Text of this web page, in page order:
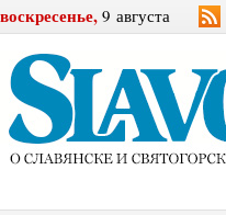
воскресенье, 9 августа